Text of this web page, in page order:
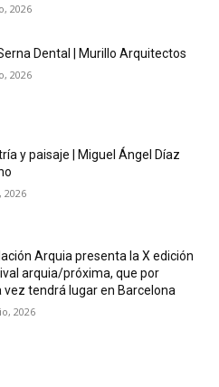
2026
Dental | Murillo Arquitectos
2026
y paisaje | Miguel Ángel Díaz
2026
Arquia presenta la X edición
arquia/próxima, que por
vez tendrá lugar en Barcelona
2026